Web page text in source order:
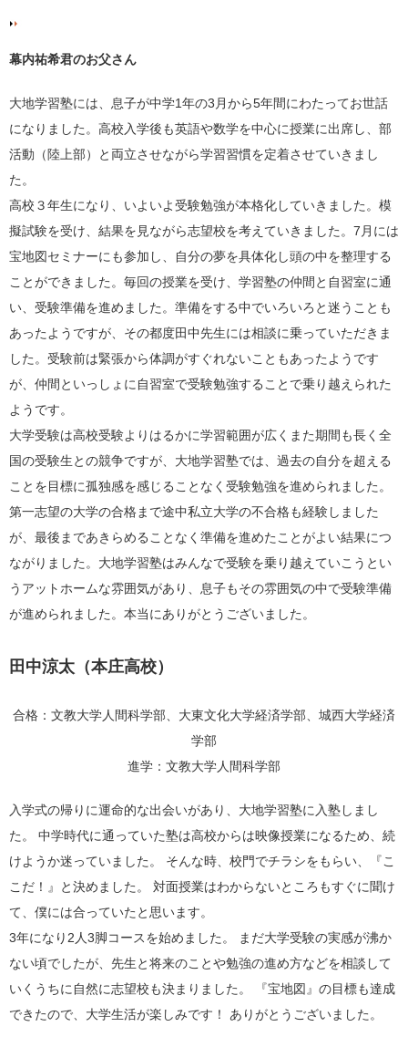
幕内祐希君のお父さん
大地学習塾には、息子が中学1年の3 月から5年間にわたってお世話
になりました。高校入学後も英語や数学を中心に授業に出席し、部
活動（陸上部）と両立させながら学習習慣を定着させていきまし
た。
高校３年生になり、いよいよ受験勉強が本格化していきました。模
擬試験を受け、結果を見ながら志望校を考えていきました。 7 月には
宝地図セミナーにも参加し、自分の夢を具体化し頭の中を整理する
ことができました。毎回の授業を受け、学習塾の仲間と自習室に通
い、受験準備を進めました。準備をする中でいろいろと迷うことも
あったようですが、その都度田中先生には相談に乗っていただきま
した。受験前は緊張から体調がすぐれないこともあったようです
が、仲間といっしょに自習室で受験勉強することで乗り越えられた
ようです。
大学受験は高校受験よりはるかに学習範囲が広くまた期間も長く全
国の受験生との競争ですが、大地学習塾では、過去の自分を超える
ことを目標に孤独感を感じることなく受験勉強を進められました。
第一志望の大学の合格まで途中私立大学の不合格も経験しました
が、最後まであきらめることなく準備を進めたことがよい結果につ
ながりました。大地学習塾はみんなで受験を乗り越えていこうとい
うアットホームな雰囲気があり、息子もその雰囲気の中で受験準備
が進められました。本当にありがとうございました。
田中涼太（本庄高校）
合格：文教大学人間科学部、大東文化大学経済学部、城西大学経済
学部
進学：文教大学人間科学部
入学式の帰りに運命的な出会いがあり、大地学習塾に入塾しまし
た。 中学時代に通っていた塾は高校からは映像授業になるため、続
けようか迷っていました。 そんな時、校門でチラシをもらい、『こ
こだ！』と決めました。 対面授業はわからないところもすぐに聞け
て、僕には合っていたと思います。
3年になり 2 人3脚コースを始めました。 まだ大学受験の実感が沸か
ない頃でしたが、先生と将来のことや勉強の進め方などを相談して
いくうちに自然に志望校も決まりました。 『宝地図』の目標も達成
できたので、大学生活が楽しみです！ ありがとうございました。